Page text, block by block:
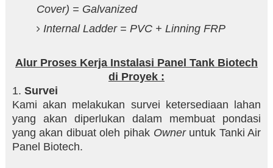
Cover) = Galvanized
Internal Ladder = PVC + Linning FRP
Alur Proses Kerja Instalasi Panel Tank Biotech
di Proyek :
1. Survei
Kami akan melakukan survei ketersediaan lahan
yang akan diperlukan dalam membuat pondasi
yang akan dibuat oleh pihak Owneruntuk Tanki Air
Panel Biotech.